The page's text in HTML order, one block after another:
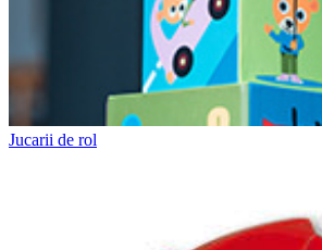
Jucarii de rol